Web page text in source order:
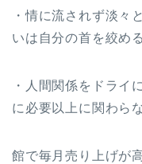
・情に流されず淡々
いは自分の首を絞める
・人間関係をドライ
に必要以上に関わら
館で毎月売り上げが